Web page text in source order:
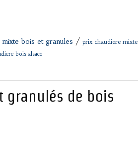
bois et granules / prix chaudiere mixte
bois alsace
granulés de bois